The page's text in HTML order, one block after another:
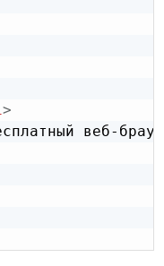
>
веб-